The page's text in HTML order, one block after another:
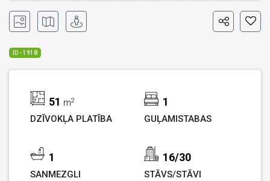
ID - 1918
51 m2
DZĪVOKĻA PLATĪBA
1
GUĻAMISTABAS
1
SANMEZGLI
16/30
STĀVS/STĀVI